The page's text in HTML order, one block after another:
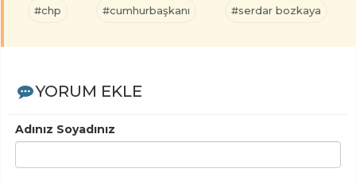
#chp #cumhurbaşkanı #serdar bozkaya
YORUM EKLE
Adınız Soyadınız